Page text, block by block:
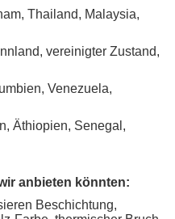
Thailand, Malaysia,
vereinigter Zustand,
Venezuela,
Äthiopien, Senegal,
anbieten könnten:
Beschichtung,